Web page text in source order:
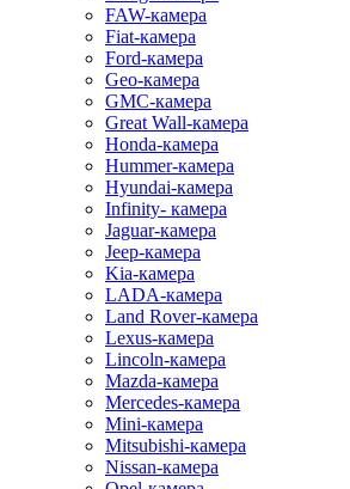
FAW-камера
Fiat-камера
Ford-камера
Geo-камера
GMC-камера
Great Wall-камера
Honda-камера
Hummer-камера
Hyundai-камера
Infinity- камера
Jaguar-камера
Jeep-камера
Kia-камера
LADA-камера
Land Rover-камера
Lexus-камера
Lincoln-камера
Mazda-камера
Mercedes-камера
Mini-камера
Mitsubishi-камера
Nissan-камера